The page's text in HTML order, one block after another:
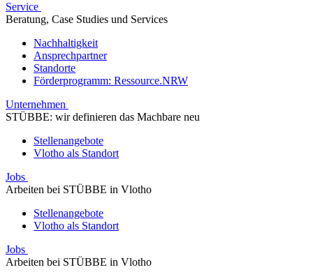
Service
Beratung, Case Studies und Services
Nachhaltigkeit
Ansprechpartner
Standorte
Förderprogramm: Ressource.NRW
Unternehmen
STÜBBE: wir definieren das Machbare neu
Stellenangebote
Vlotho als Standort
Jobs
Arbeiten bei STÜBBE in Vlotho
Stellenangebote
Vlotho als Standort
Jobs
Arbeiten bei STÜBBE in Vlotho